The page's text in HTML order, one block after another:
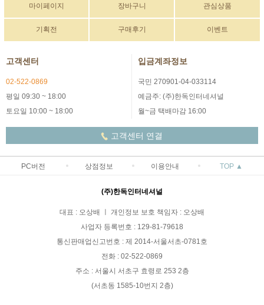
마이페이지 장바구니 관심상품
기획전 구매후기 이벤트
고객센터
02-522-0869
평일 09:30 ~ 18:00
토요일 10:00 ~ 18:00
입금계좌정보
국민 270901-04-033114
예금주: (주)한독인터네셔널
월~금 택배마감 16:00
고객센터 연결
PC버전 상점정보 이용안내 TOP ▲
(주)한독인터네셔널
대표 : 오상배 ㅣ 개인정보 보호 책임자 : 오상배
사업자 등록번호 : 129-81-79618
통신판매업신고번호 : 제 2014-서울서초-0781호
전화 : 02-522-0869
주소 : 서울시 서초구 효령로 253 2층
(서초동 1585-10번지 2층)